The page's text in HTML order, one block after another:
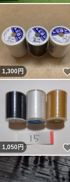
1,300円
1,050円